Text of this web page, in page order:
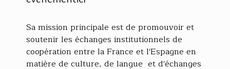
Sa mission principale est de promouvoir et
soutenir les échanges institutionnels de
coopération entre la France et l'Espagne en
matière de culture, de langue et d'échanges